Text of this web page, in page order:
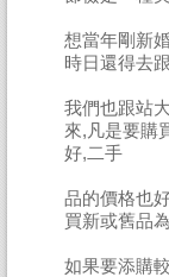
想當年剛新
時日還得去
我們也跟站
來,凡是要購
好,二手
品的價格也
買新或舊品
如果要添購